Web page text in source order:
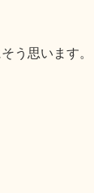
う思います。